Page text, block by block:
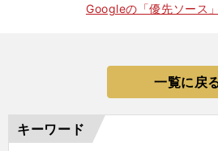
Googleの「優先ソース
一覧に戻
キーワード